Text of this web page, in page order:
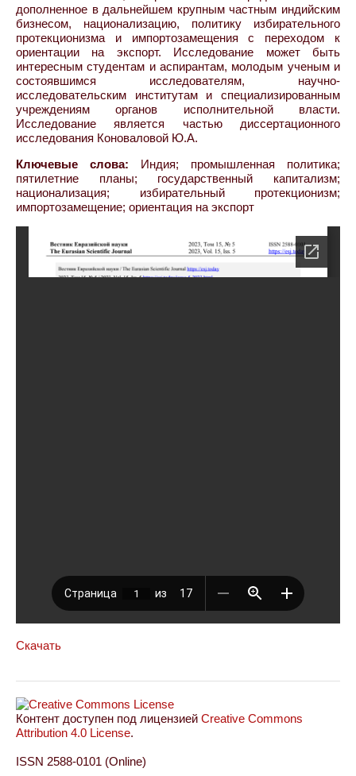
дополненное в дальнейшем крупным частным индийским
бизнесом, национализацию, политику избирательного
протекционизма и импортозамещения с переходом к
ориентации на экспорт. Исследование может быть
интересным студентам и аспирантам, молодым ученым и
состоявшимся исследователям, научно-
исследовательским институтам и специализированным
учреждениям органов исполнительной власти.
Исследование является частью диссертационного
исследования Коноваловой Ю.А.
Ключевые слова: Индия; промышленная политика;
пятилетние планы; государственный капитализм;
национализация; избирательный протекционизм;
импортозамещение; ориентация на экспорт
Скачать
Контент доступен под лицензией Creative Commons
Attribution 4.0 License.
ISSN 2588-0101 (Online)